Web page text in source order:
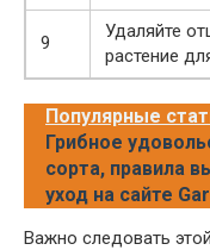
9
Удаляйте
растение
Популярные
Грибное
сорта, правила
уход на сайте
Важно следовать